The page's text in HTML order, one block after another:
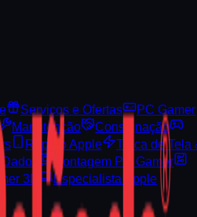
Serviços e Ofertas
PC Gamer
Manutenção
Consignação
Reparo Apple
Troca de Tela
Montagem PC Gamer
3D
Especialista Apple